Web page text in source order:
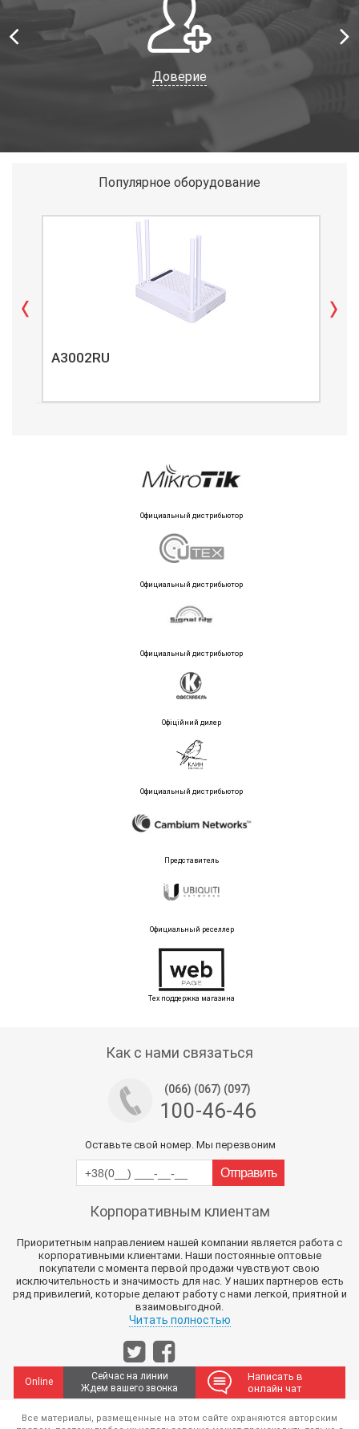
Доверие
Популярное оборудование
A3002RU
Официальный дистрибьютор
Официальный дистрибьютор
Официальный дистрибьютор
Офіційний дилер
Официальный дистрибьютор
Представитель
Официальный реселлер
Тех поддержка магазина
Как с нами связаться
(066) (067) (097)
100-46-46
Оставьте свой номер. Мы перезвоним
Корпоративным клиентам
Приоритетным направлением нашей компании является работа с
корпоративными клиентами. Наши постоянные оптовые
покупатели с момента первой продажи чувствуют свою
исключительность и значимость для нас. У наших партнеров есть
ряд привилегий, которые делают работу с нами легкой, приятной и
взаимовыгодной.
Читать полностью
Online
Сейчас на линии
Ждем вашего звонка
Написать в
онлайн чат
Все материалы, размещенные на этом сайте охраняются авторским